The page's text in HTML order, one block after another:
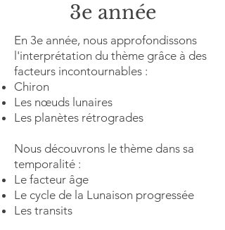
3e année
En 3e année, nous approfondissons
l'interprétation du thème grâce à des
facteurs incontournables :
Chiron
Les nœuds lunaires
Les planètes rétrogrades
Nous découvrons le thème dans sa
temporalité :
Le facteur âge
Le cycle de la Lunaison progressée
Les transits